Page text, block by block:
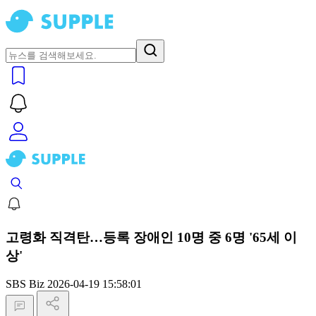
고령화 직격탄…등록 장애인 10명 중 6명 '65세 이
상'
SBS Biz 2026-04-19 15:58:01